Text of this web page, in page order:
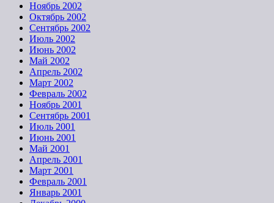
Ноябрь 2002
Октябрь 2002
Сентябрь 2002
Июль 2002
Июнь 2002
Май 2002
Апрель 2002
Март 2002
Февраль 2002
Ноябрь 2001
Сентябрь 2001
Июль 2001
Июнь 2001
Май 2001
Апрель 2001
Март 2001
Февраль 2001
Январь 2001